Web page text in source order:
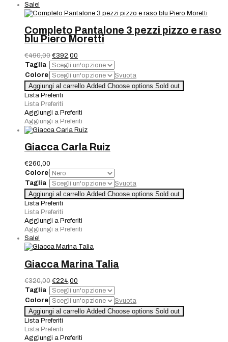
Sale!
Completo Pantalone 3 pezzi pizzo e raso
blu Piero Moretti
€490,00 Il
prezzo
originale
era:
€490,00.
€392,00
prezzo
attuale
è:
€392,00.
Taglia
Colore
Svuota
Completo
Pantalone
3
pezzi
pizzo
e
raso
blu
Piero
Moretti
quantità
Aggiungi al carrello Added Choose options Sold out
Lista Preferiti
Lista Preferiti
Aggiungi a Preferiti
Aggiungi a Preferiti
Giacca Carla Ruiz
€260,00
Colore
Taglia
Svuota
Giacca
Carla
Ruiz
quantità
Aggiungi al carrello Added Choose options Sold out
Lista Preferiti
Lista Preferiti
Aggiungi a Preferiti
Aggiungi a Preferiti
Sale!
Giacca Marina Talia
€320,00 Il
prezzo
originale
era:
€320,00.
€224,00
prezzo
attuale
è:
€224,00.
Taglia
Colore
Svuota
Giacca
Marina
Talia
quantità
Aggiungi al carrello Added Choose options Sold out
Lista Preferiti
Lista Preferiti
Aggiungi a Preferiti